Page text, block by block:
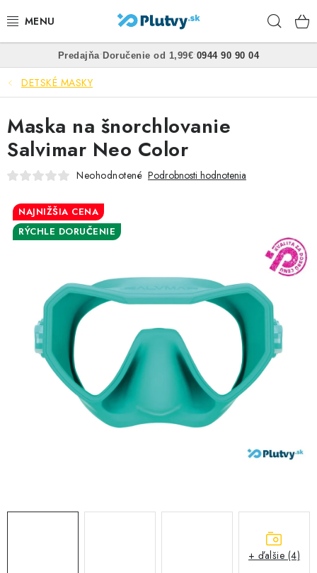
na
PLÁVANIE
ŠNORCHLOVANIE
FREEDIVING
SPEARFISHING
POTÁPANIE
OBLEČENIE
VŠETKO PRE DETI
HRAČKY DO VODY
PODVODNÉ SKÚTRE
Predajňa• Doručenie od 1,99€• 0944 90 90 04
DETSKÉ MASKY
Maska na šnorchlovanie
Salvimar Neo Color
Neohodnotené Podrobnosti hodnotenia
NAJNIŽŠIA CENA
RÝCHLE DORUČENIE
+ ďalšie (4)